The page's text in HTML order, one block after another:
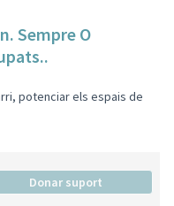
Sempre O
potenciar els espais de
Donar suport